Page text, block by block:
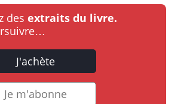
des extraits du livre.
J'achète
Je m'abonne